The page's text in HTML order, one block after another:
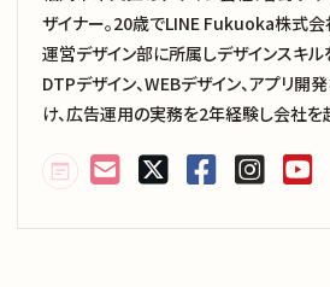
ザイナー。20歳でLINE Fukuoka株式会
運営デザイン部に所属しデザインスキル
DTPデザイン、WEBデザイン、アプリ開
け、広告運用の実務を2年経験し会社を